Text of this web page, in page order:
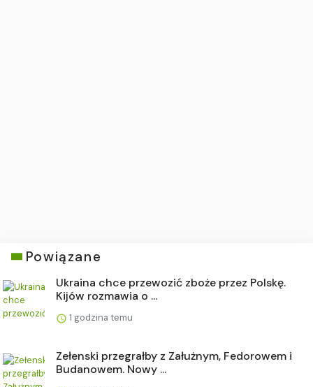
Powiązane
Ukraina chce przewozić zboże przez Polskę.
Kijów rozmawia o ...
1 godzina temu
Zełenski przegrałby z Załużnym, Fedorowem i
Budanowem. Nowy ...